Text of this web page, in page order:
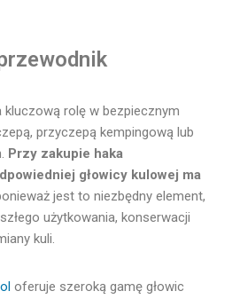
kluczową rolę w bezpiecznym
przyczepą kempingową lub
Przy zakupie haka
głowicy kulowej ma
jest to niezbędny element,
użytkowania, konserwacji
kuli.
oferuje szeroką gamę głowic